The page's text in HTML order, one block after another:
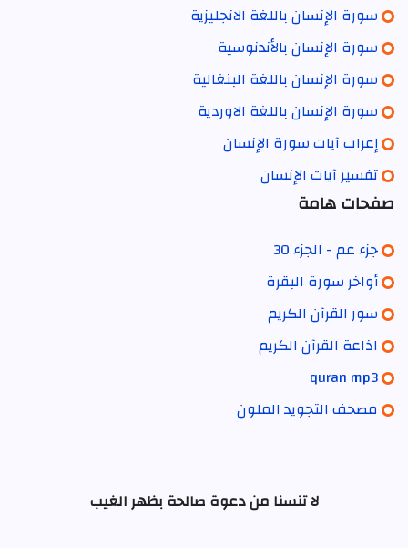
سورة الإنسان باللغة الانجليزية
سورة الإنسان بالأندنوسية
سورة الإنسان باللغة البنغالية
سورة الإنسان باللغة الاوردية
إعراب آيات سورة الإنسان
تفسير آيات الإنسان
صفحات هامة
جزء عم - الجزء 30
أواخر سورة البقرة
سور القرآن الكريم
اذاعة القرآن الكريم
quran mp3
مصحف التجويد الملون
لا تنسنا من دعوة صالحة بظهر الغيب